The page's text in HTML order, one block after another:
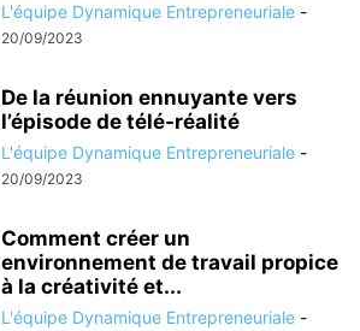
L'équipe Dynamique Entrepreneuriale -
20/09/2023
De la réunion ennuyante vers
l’épisode de télé-réalité
L'équipe Dynamique Entrepreneuriale -
20/09/2023
Comment créer un
environnement de travail propice
à la créativité et...
L'équipe Dynamique Entrepreneuriale -